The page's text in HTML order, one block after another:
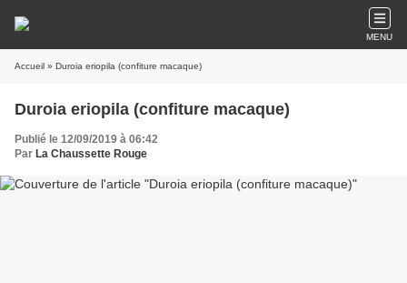
MENU
Accueil » Duroia eriopila (confiture macaque)
Duroia eriopila (confiture macaque)
Publié le 12/09/2019 à 06:42
Par La Chaussette Rouge